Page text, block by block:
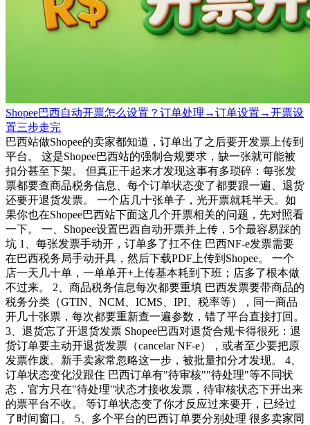
Shopee巴西自动开票怎么设置？订单处理→订单设置→开票设
置三步走完
巴西站做Shopee的卖家都知道，订单出了之后要开发票上传到
平台。 这是Shopee巴西站的强制合规要求，缺一张就可能被
扣分甚至下架。 但真正干起来才发现这事有多琐碎：每张发
票都要查商品税务信息、每个订单状态变了都要跟一遍、退货
还要开退货发票。 一个店几十张单子，光开票就耗半天。如
果你也在Shopee巴西站下面这几个开票相关的问题，先对照看
一下。 一、Shopee设置巴西自动开票并上传，5个最容易踩的
坑 1、每张发票手动开，订单多了扛不住 巴西NF-e发票需要
在巴西税务局手动开具，然后下载PDF上传到Shopee。 一个
店一天几十单，一单单开+上传基本耗到下班；店多了根本做
不过来。 2、商品税务信息每次都要重填 巴西发票要带商品的
税务分类（GTIN、NCM、ICMS、IPI、税率等），同一商品
开几十张票，每次都要重新查一遍参数，错了平台直接打回。
3、退货忘了开退货发票 Shopee巴西对退货合规卡得很死：退
货订单要主动开退货发票（cancelar NF-e），或者至少要把原
发票作废。新手卖家常忽略这一步，被批量扣分才发现。 4、
订单状态变化没跟住 巴西订单有"待审核""待处理"等不同状
态，官方只在"待处理"状态才接收发票，待审核状态下开出来
的票平台不收。 等订单状态变了你才反应过来要开，已经过
了时间窗口。 5、多个平台的巴西订单要分别处理 很多卖家同